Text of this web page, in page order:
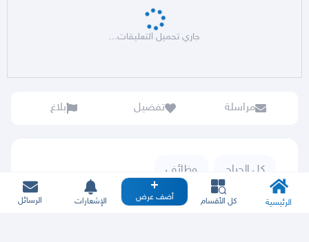
جاري تحميل التعليقات...
مراسلة تفضيل بلاغ
كل الحراج وظائف
الرئيسية كل الأقسام أضف عرض الإشعارات الرسائل